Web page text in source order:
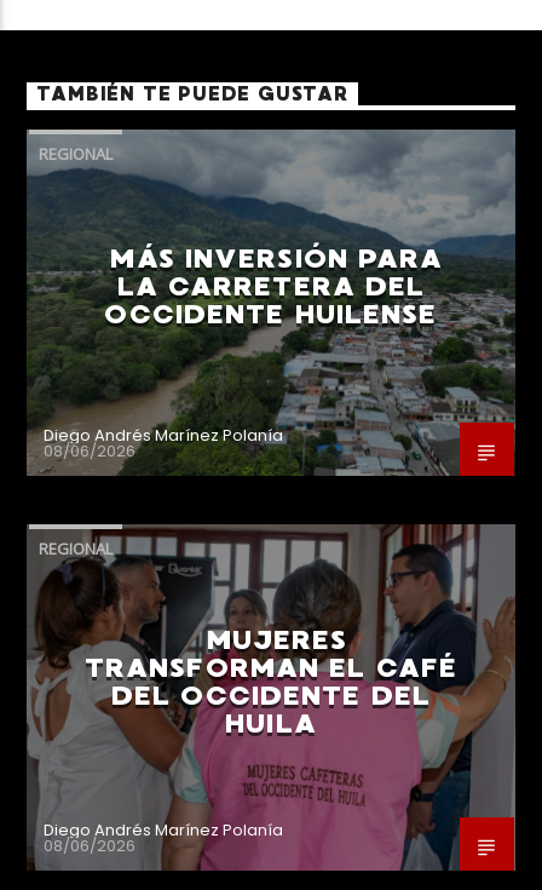
TAMBIÉN TE PUEDE GUSTAR
REGIONAL
MÁS INVERSIÓN PARA
LA CARRETERA DEL
OCCIDENTE HUILENSE
Diego Andrés Marínez Polanía
08/06/2026
REGIONAL
MUJERES
TRANSFORMAN EL CAFÉ
DEL OCCIDENTE DEL
HUILA
Diego Andrés Marínez Polanía
08/06/2026